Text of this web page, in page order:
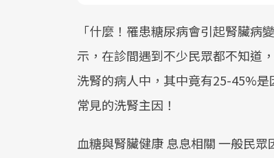
「什麼！罹患糖尿病會引起腎臟
示，在診間遇到不少民眾都不知道
洗腎的病人中，其中竟有25-45%
常見的洗腎主因！
血糖與腎臟健康 息息相關 一般民